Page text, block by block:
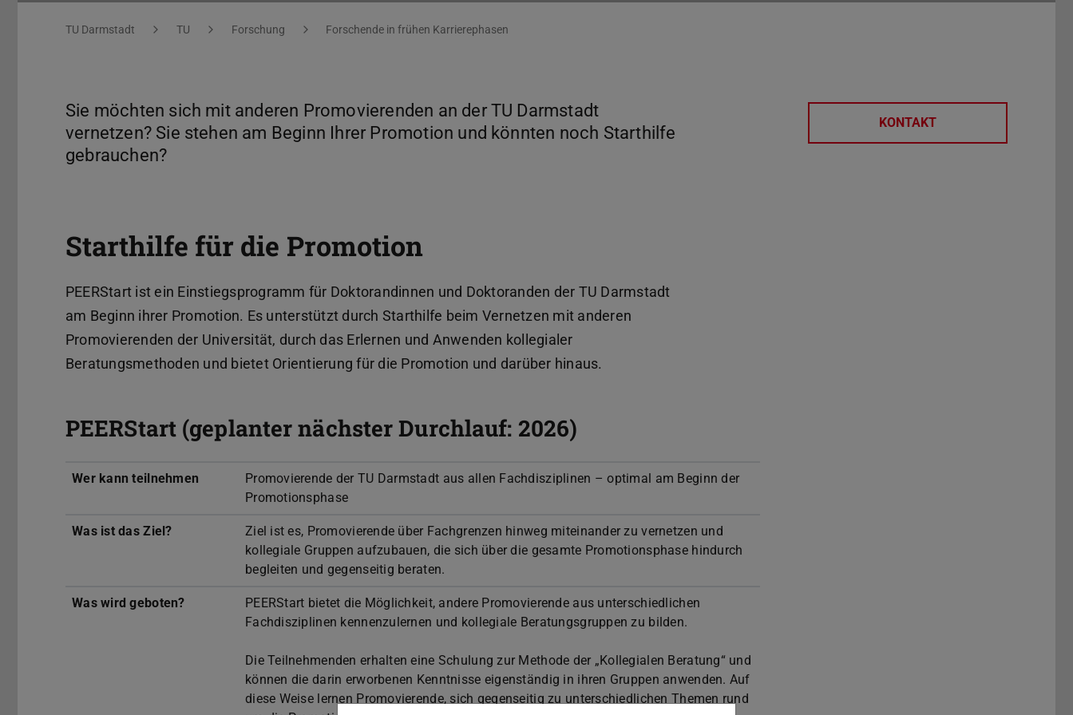
Sie befinden sich hier:
TU Darmstadt TU Forschung Forschende in frühen Karrierephasen
Sie möchten sich mit anderen Promovierenden an der TU Darmstadt
vernetzen? Sie stehen am Beginn Ihrer Promotion und könnten noch Starthilfe
gebrauchen?
Starthilfe für die Promotion
PEERStart ist ein Einstiegsprogramm für Doktorandinnen und Doktoranden der TU Darmstadt
am Beginn ihrer Promotion. Es unterstützt durch Starthilfe beim Vernetzen mit anderen
Promovierenden der Universität, durch das Erlernen und Anwenden kollegialer
Beratungsmethoden und bietet Orientierung für die Promotion und darüber hinaus.
PEERStart (geplanter nächster Durchlauf: 2026)
Wer kann teilnehmen
Promovierende der TU Darmstadt aus allen Fachdisziplinen – optimal am Beginn der
Promotionsphase
Was ist das Ziel?
Ziel ist es, Promovierende über Fachgrenzen hinweg miteinander zu vernetzen und
kollegiale Gruppen aufzubauen, die sich über die gesamte Promotionsphase hindurch
begleiten und gegenseitig beraten.
Was wird geboten?
PEERStart bietet die Möglichkeit, andere Promovierende aus unterschiedlichen
Fachdisziplinen kennenzulernen und kollegiale Beratungsgruppen zu bilden.
Die Teilnehmenden erhalten eine Schulung zur Methode der „Kollegialen Beratung“ und
können die darin erworbenen Kenntnisse eigenständig in ihren Gruppen anwenden. Auf
diese Weise lernen Promovierende, sich gegenseitig zu unterschiedlichen Themen rund
KONTAKT